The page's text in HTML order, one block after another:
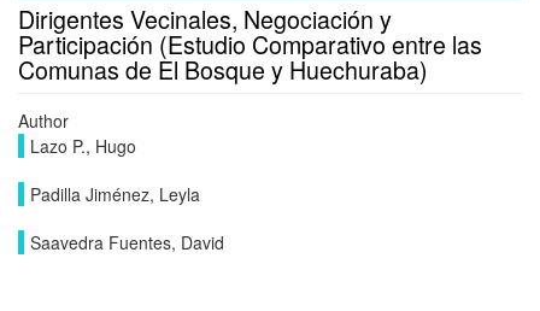
Dirigentes Vecinales, Negociación y
Participación (Estudio Comparativo entre las
Comunas de El Bosque y Huechuraba)
Author
Lazo P., Hugo
Padilla Jiménez, Leyla
Saavedra Fuentes, David